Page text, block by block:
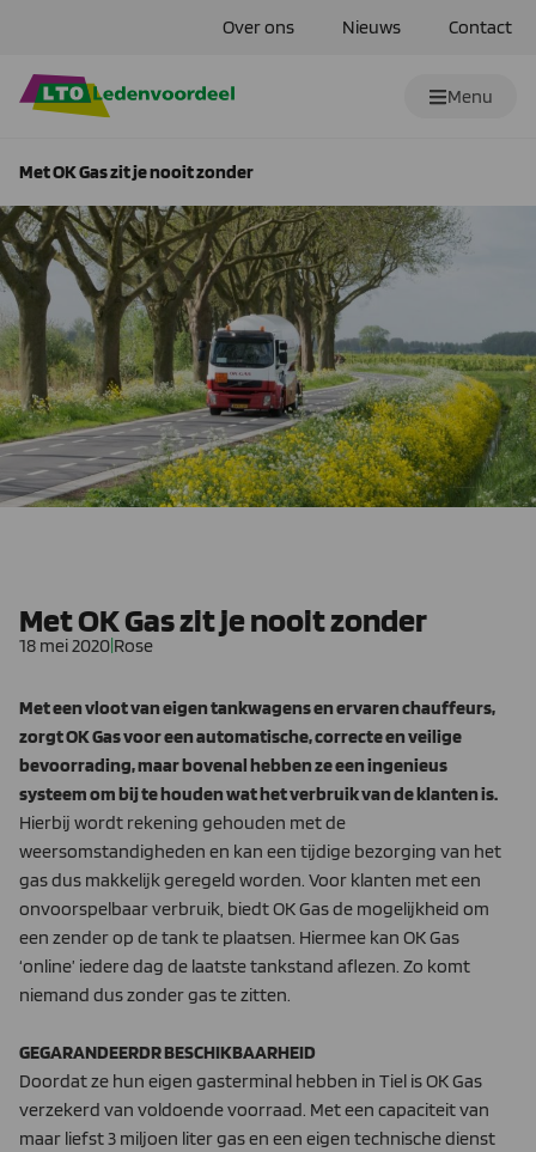
Over ons Nieuws Contact
Menu
Met OK Gas zit je nooit zonder
Met OK Gas zit je nooit zonder
18 mei 2020 Rose
Met een vloot van eigen tankwagens en ervaren chauffeurs,
zorgt OK Gas voor een automatische, correcte en veilige
bevoorrading, maar bovenal hebben ze een ingenieus
systeem om bij te houden wat het verbruik van de klanten is.
Hierbij wordt rekening gehouden met de
weersomstandigheden en kan een tijdige bezorging van het
gas dus makkelijk geregeld worden. Voor klanten met een
onvoorspelbaar verbruik, biedt OK Gas de mogelijkheid om
een zender op de tank te plaatsen. Hiermee kan OK Gas
‘online’ iedere dag de laatste tankstand aflezen. Zo komt
niemand dus zonder gas te zitten.
GEGARANDEERDR BESCHIKBAARHEID
Doordat ze hun eigen gasterminal hebben in Tiel is OK Gas
verzekerd van voldoende voorraad. Met een capaciteit van
maar liefst 3 miljoen liter gas en een eigen technische dienst